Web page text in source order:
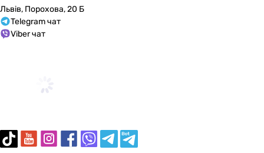
Львів, Порохова, 20 Б
Telegram чат
Viber чат